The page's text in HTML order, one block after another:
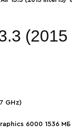
GHz)
6000 1536 МБ